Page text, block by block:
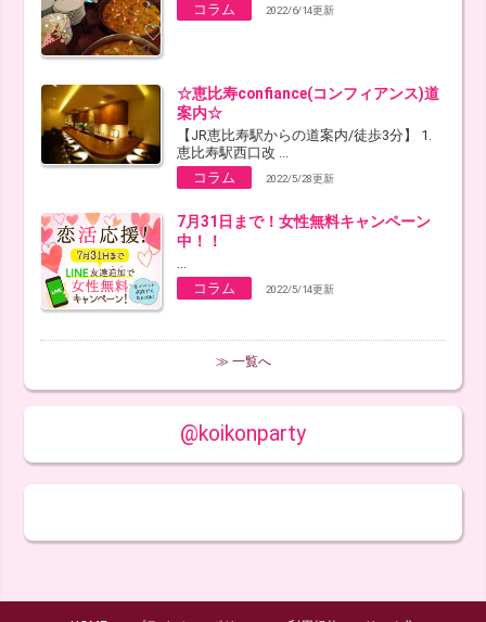
コラム
2022/6/14更新
☆恵比寿confiance(コンフィアンス)道
案内☆
【JR恵比寿駅からの道案内/徒歩3分】 1.
恵比寿駅西口改 ...
コラム
2022/5/28更新
7月31日まで！女性無料キャンペーン
中！！
コラム
2022/5/14更新
≫ 一覧へ
@koikonparty